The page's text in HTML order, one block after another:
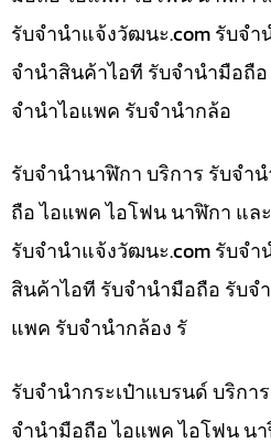
รับจํานําแจ้งวัฒนะ.com รับจำ
จำนำสินค้าไอที รับจำนำมือถื
จำนำไอแพค รับจำนำกล้อ
รับจำนำนาฬิกา บริการ รับจำ
ถือ ไอแพค ไอโฟน นาฬิกา แล
รับจํานําแจ้งวัฒนะ.com รับจ
สินค้าไอที รับจำนำมือถือ รับจ
แพค รับจำนำกล้อง รั
รับจำนำกระเป๋าแบรนด์ บริกา
จำนำมือถือ ไอแพค ไอโฟน น